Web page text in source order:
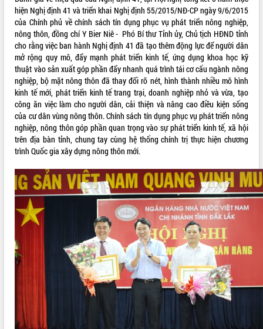
phát triển nền kinh tế xanh tại tỉnh
Đắk Lắk”
Tăng cường giám sát, đôn đốc thực
hiện nhiệm vụ quản lý tài sản công
hàng tuần
Tháo gỡ những vướng mắc, đẩy mạnh
công tác cải cách thủ tục hành chính
tại Trung tâm Phục vụ hành chính
công tỉnh
Đắk Lắk: Tôn vinh 46 giải pháp tại Hội
thi Sáng tạo Kỹ thuật 2024 - 2025
Đắk Lắk rà soát, điều chỉnh Đề án 190
Phó Chủ tịch UBND tỉnh Đắk Lắk
Trương Công Thái kiểm tra thực địa
Dự án cao tốc Khánh Hòa - Buôn Ma
Thuột
Định vị cà phê Việt Nam như một “di
sản sống” trong dòng chảy toàn cầu
Xây dựng nông thôn mới: Nâng cao đời
sống người dân từ những mô hình thiết
Quyết liệt tháo gỡ vướng mắc, đẩy
nhanh tiến độ các dự án trọng điểm
trong Khu kinh tế Nam Phú Yên
hiện Nghị định 41 và triển khai Nghị định 55/2015/NĐ-CP ngày 9/6/2015
của Chính phủ về chính sách tín dụng phục vụ phát triển nông nghiệp,
nông thôn, đồng chí Y Bier Niê - Phó Bí thư Tỉnh ủy, Chủ tịch HĐND tỉnh
cho rằng việc ban hành Nghị định 41 đã tạo thêm động lực để người dân
mở rộng quy mô, đẩy mạnh phát triển kinh tế, ứng dụng khoa học kỹ
thuật vào sản xuất góp phần đẩy nhanh quá trình tái cơ cấu ngành nông
nghiệp, bộ mặt nông thôn đã thay đổi rõ nét, hình thành nhiều mô hình
kinh tế mới, phát triển kinh tế trang trại, doanh nghiệp nhỏ và vừa, tạo
công ăn việc làm cho người dân, cải thiện và nâng cao điều kiện sống
của cư dân vùng nông thôn. Chính sách tín dụng phục vụ phát triển nông
nghiệp, nông thôn góp phần quan trọng vào sự phát triển kinh tế, xã hội
trên địa bàn tỉnh, chung tay cùng hệ thống chính trị thực hiện chương
trình Quốc gia xây dựng nông thôn mới.